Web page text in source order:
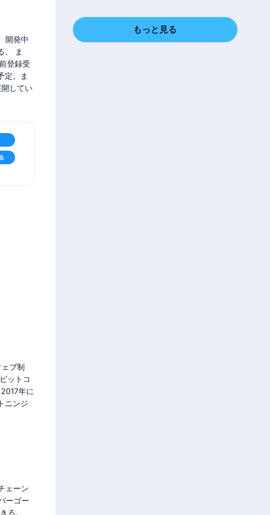
開発中
。 ま
登録受
定。ま
してい
ブ制
ットコ
年に
ニンジ
ェーン
ーゴー
る。
もっと見る